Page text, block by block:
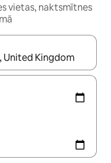
vietas, naktsmītnes
bultiņu uz augšu un